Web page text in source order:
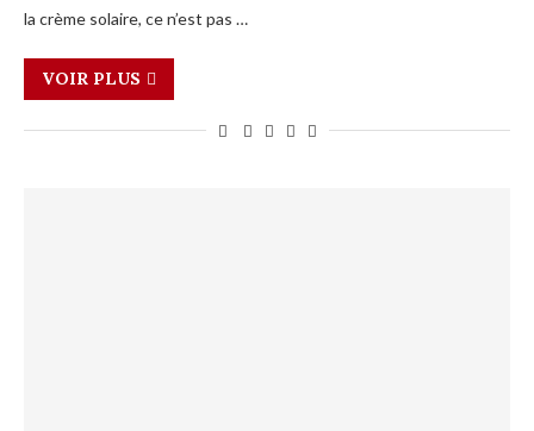
la crème solaire, ce n’est pas …
VOIR PLUS